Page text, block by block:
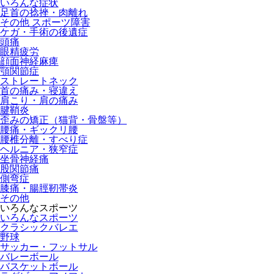
いろんな症状
足首の捻挫・肉離れ
その他 スポーツ障害
ケガ・手術の後遺症
頭痛
眼精疲労
顔面神経麻痺
顎関節症
ストレートネック
首の痛み・寝違え
肩こり・肩の痛み
腱鞘炎
歪みの矯正（猫背・骨盤等）
腰痛・ギックリ腰
腰椎分離・すべり症
ヘルニア・狭窄症
坐骨神経痛
股関節痛
側弯症
膝痛・腸脛靭帯炎
その他
いろんなスポーツ
いろんなスポーツ
クラシックバレエ
野球
サッカー・フットサル
バレーボール
バスケットボール